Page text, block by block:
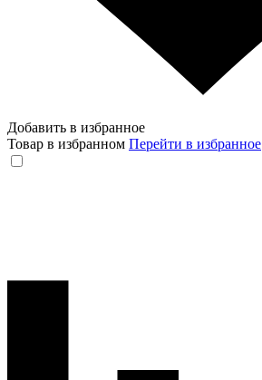
Добавить в избранное
Товар в избранном Перейти в избранное